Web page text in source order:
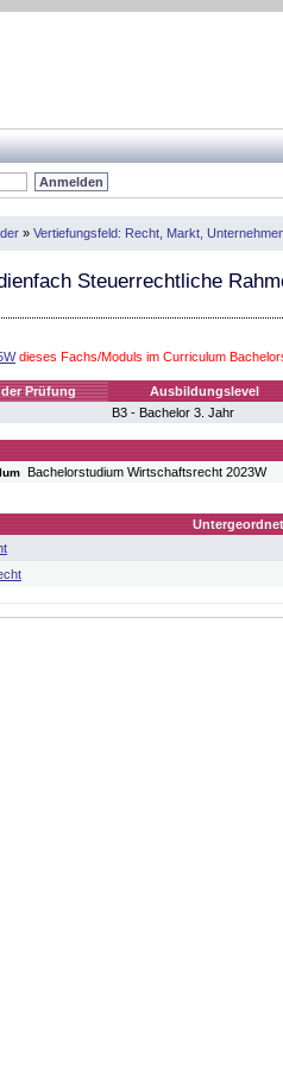
» Vertiefungsfeld: Recht, Markt,
Steuerrechtliche
dieses Fachs/Moduls im Curriculum
Prüfung Ausbildungslevel
B3 - Bachelor 3. Jahr
Bachelorstudium Wirtschaftsrecht 2023W